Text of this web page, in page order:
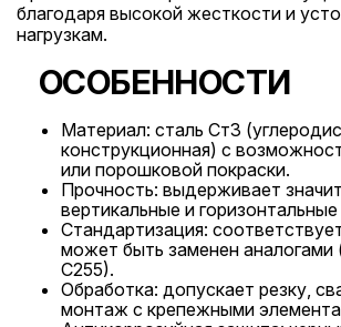
благодаря высокой жесткости и
нагрузкам.
ОСОБЕННОСТИ
Материал: сталь Ст3
конструкционная) с
или порошковой покраски.
Прочность: выдерживает
вертикальные и горизонтальные
Стандартизация:
может быть заменен аналогами
С255).
Обработка: допускает резку,
монтаж с крепежными